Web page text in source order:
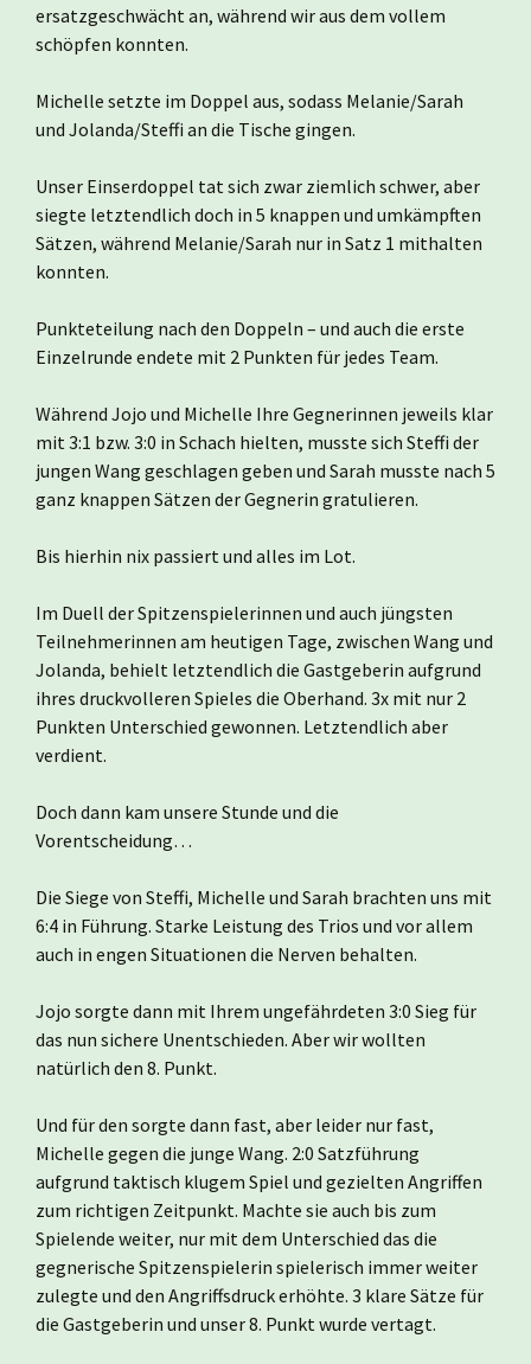
ersatzgeschwächt an, während wir aus dem vollem
schöpfen konnten.
Michelle setzte im Doppel aus, sodass Melanie/Sarah
und Jolanda/Steffi an die Tische gingen.
Unser Einserdoppel tat sich zwar ziemlich schwer, aber
siegte letztendlich doch in 5 knappen und umkämpften
Sätzen, während Melanie/Sarah nur in Satz 1 mithalten
konnten.
Punkteteilung nach den Doppeln – und auch die erste
Einzelrunde endete mit 2 Punkten für jedes Team.
Während Jojo und Michelle Ihre Gegnerinnen jeweils klar
mit 3:1 bzw. 3:0 in Schach hielten, musste sich Steffi der
jungen Wang geschlagen geben und Sarah musste nach 5
ganz knappen Sätzen der Gegnerin gratulieren.
Bis hierhin nix passiert und alles im Lot.
Im Duell der Spitzenspielerinnen und auch jüngsten
Teilnehmerinnen am heutigen Tage, zwischen Wang und
Jolanda, behielt letztendlich die Gastgeberin aufgrund
ihres druckvolleren Spieles die Oberhand. 3x mit nur 2
Punkten Unterschied gewonnen. Letztendlich aber
verdient.
Doch dann kam unsere Stunde und die
Vorentscheidung…
Die Siege von Steffi, Michelle und Sarah brachten uns mit
6:4 in Führung. Starke Leistung des Trios und vor allem
auch in engen Situationen die Nerven behalten.
Jojo sorgte dann mit Ihrem ungefährdeten 3:0 Sieg für
das nun sichere Unentschieden. Aber wir wollten
natürlich den 8. Punkt.
Und für den sorgte dann fast, aber leider nur fast,
Michelle gegen die junge Wang. 2:0 Satzführung
aufgrund taktisch klugem Spiel und gezielten Angriffen
zum richtigen Zeitpunkt. Machte sie auch bis zum
Spielende weiter, nur mit dem Unterschied das die
gegnerische Spitzenspielerin spielerisch immer weiter
zulegte und den Angriffsdruck erhöhte. 3 klare Sätze für
die Gastgeberin und unser 8. Punkt wurde vertagt.